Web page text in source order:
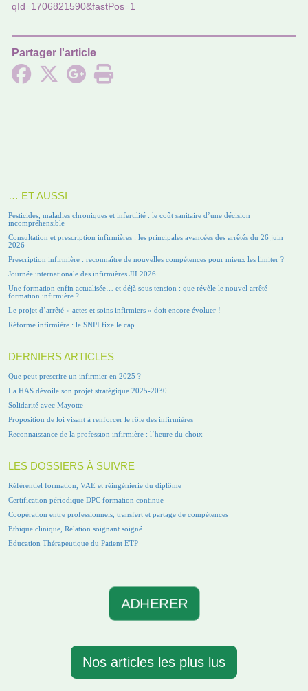
qId=1706821590&fast­Pos=1
Partager l'article
… ET AUSSI
Pesticides, maladies chroniques et infertilité : le coût sanitaire d’une décision
incompréhensible
Consultation et prescription infirmières : les principales avancées des arrêtés du 26 juin
2026
Prescription infirmière : reconnaître de nouvelles compétences pour mieux les limiter ?
Journée internationale des infirmières JII 2026
Une formation enfin actualisée… et déjà sous tension : que révèle le nouvel arrêté
formation infirmière ?
Le projet d’arrêté « actes et soins infirmiers » doit encore évoluer !
Réforme infirmière : le SNPI fixe le cap
DERNIERS ARTICLES
Que peut prescrire un infirmier en 2025 ?
La HAS dévoile son projet stratégique 2025-2030
Solidarité avec Mayotte
Proposition de loi visant à renforcer le rôle des infirmières
Reconnaissance de la profession infirmière : l’heure du choix
LES DOSSIERS À SUIVRE
Référentiel formation, VAE et réingénierie du diplôme
Certification périodique DPC formation continue
Coopération entre professionnels, transfert et partage de compétences
Ethique clinique, Relation soignant soigné
Education Thérapeutique du Patient ETP
ADHERER
Nos articles les plus lus